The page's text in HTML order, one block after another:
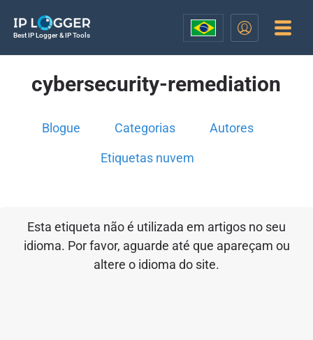
Best IP Logger & IP Tools
cybersecurity-remediation
Blogue Categorias Autores
Etiquetas nuvem